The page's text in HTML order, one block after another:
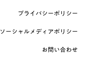
プライバシーポリシー
ソーシャルメディアポリシー
お問い合わせ